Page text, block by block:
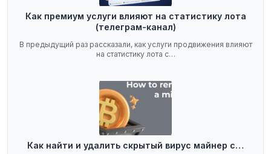
Как премиум услуги влияют на статистику лота
(телеграм-канал)
В предыдущий раз рассказали, как услуги продвижения влияют
на статистику лота с…
Как найти и удалить скрытый вирус майнер с…